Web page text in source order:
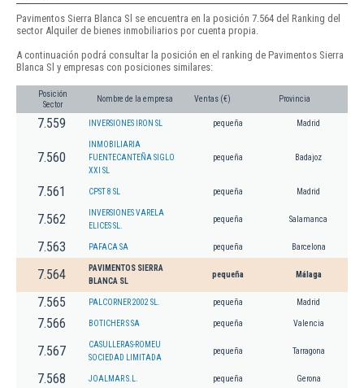
Pavimentos Sierra Blanca Sl se encuentra en la posición 7.564 del Ranking del
sector Alquiler de bienes inmobiliarios por cuenta propia.
A continuación podrá consultar la posición en el ranking de Pavimentos Sierra
Blanca Sl y empresas con posiciones similares:
Posición
Sector
Nombre de la empresa Ventas (€) Provincia
7.559 INVERSIONES IRON SL pequeña Madrid
7.560
INMOBILIARIA
FUENTECANTEÑA SIGLO
XXI SL
pequeña Badajoz
7.561 CPST 8 SL pequeña Madrid
7.562
INVERSIONES VARELA
ELICES SL.
pequeña Salamanca
7.563 PAFACA SA pequeña Barcelona
7.564
PAVIMENTOS SIERRA
BLANCA SL
pequeña Málaga
7.565 PALCORNER 2002 SL. pequeña Madrid
7.566 BOTICHER S SA pequeña Valencia
7.567
CASULLERAS-ROMEU
SOCIEDAD LIMITADA
pequeña Tarragona
7.568 JOALMAR S.L. pequeña Gerona